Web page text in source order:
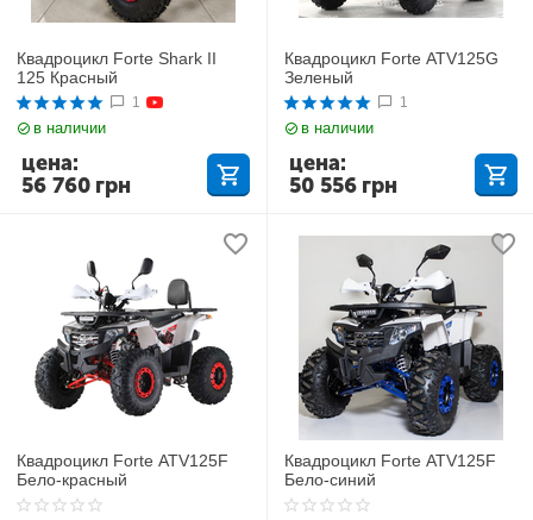
Квадроцикл Forte Shark II
125 Красный
1
в наличии
56 760 грн
цена:
Квадроцикл Forte ATV125G
Зеленый
1
в наличии
50 556 грн
цена:
Квадроцикл Forte ATV125F
Бело-красный
Квадроцикл Forte ATV125F
Бело-синий